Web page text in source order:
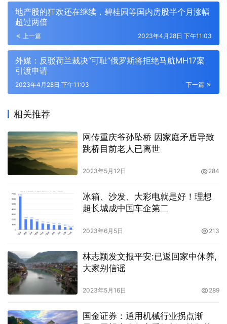
地产股的狂欢还在继续，碧桂园等国内房股半个月涨幅
超过两倍
上一篇 2023年4月28日 下午11:03
外媒：反驳荷兰裁决“可耻”俄罗斯将拒绝马航MH17案
引渡申请
下一篇
2023年4月28日 下午11:03
相关推荐
网传重庆爷孙坠桥 因家庭矛盾导致
跳桥目前老人已离世
2023年5月12日 284
冰箱、沙发、大彩电就是好！理想
超长城成中国车企第二
2023年6月5日 213
林志颖发文报平安:已返回家中休养,
大家别信谣
2023年5月16日 289
国金证券：通用机械行业拐点渐